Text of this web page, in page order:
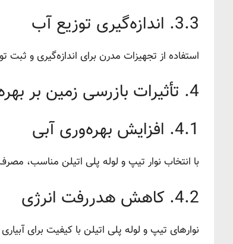
3.3. اندازه‌گیری توزیع آب
استفاده از تجهیزات مدرن برای اندازه‌گیری و
4. تأثیرات بازرسی زمین بر بهره‌وری کشاورزی
4.1. افزایش بهره‌وری آبی
با انتخاب نوار تیپ و لوله پلی اتیلن مناسب،
4.2. کاهش هدررفت انرژی
نوارهای تیپ و لوله پلی اتیلن با کیفیت برای